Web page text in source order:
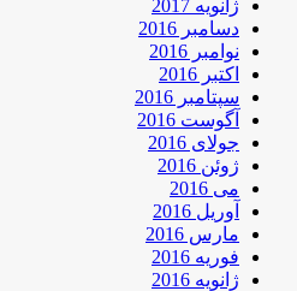
ژانویه 2017
دسامبر 2016
نوامبر 2016
اکتبر 2016
سپتامبر 2016
آگوست 2016
جولای 2016
ژوئن 2016
می 2016
آوریل 2016
مارس 2016
فوریه 2016
ژانویه 2016